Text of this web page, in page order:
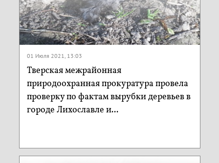
01 Июля 2021, 13:03
Тверская межрайонная
природоохранная прокуратура провела
проверку по фактам вырубки деревьев в
городе Лихославле и...